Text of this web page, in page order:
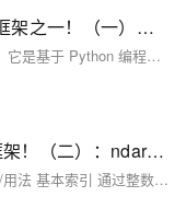
（Pandas）Python做数据处理必选框架之一！（一）：介绍Pandas中的两个数据结构；刨析Series：如何访问数据；数据去重、取众数、总和、标准差、方差、平均值等；判断缺失值、获取索引...
Pandas 是一个开源的数据分析和数据处理库，它是基于 Python 编程语言的。 Pandas 提供了易于使用的数据结构和数据分析工具，特别适用于处理结构化数据，如表格型数据（类似于Excel表格）。 Pandas 是数据科学和分析领域中常用的工具之一，它使得用户能够轻松地从各种数据源中导入数据，并对数据进行高效的操作和分析。 Pandas 主要引入了两种新的数据结构：Series 和 DataFrame。
（numpy）Python做数据处理必备框架！（二）：ndarray切片的使用与运算；常见的ndarray函数：平方根、正余弦、自然对数、指数、幂等运算；统计函数：方差、均值、极差；比较函数...
ndarray切片 索引从0开始 索引/切片类型 描述/用法 基本索引 通过整数索引直接访问元素。 行/列切片 使用冒号：切片语法选择行或列的子集 连续切片 从起始索引到结束索引按步长切片 使用slice函数 通过slice(start,stop,strp)定义切片规则 布尔索引 通过布尔条件筛选满足条件的元素。支持逻辑运算符 &、|。